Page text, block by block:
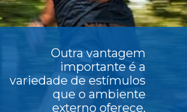
Outra vantagem
importante é a
variedade de estímulos
que o ambiente
externo oferece,